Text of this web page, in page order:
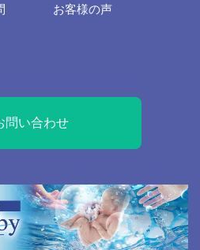
お客様の声
問い合わせ